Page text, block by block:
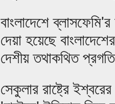
বাংলাদেশে
দেয়া হয়েছে
দেশীয় তথাকথিত
সেকুলার রাষ্ট্রে